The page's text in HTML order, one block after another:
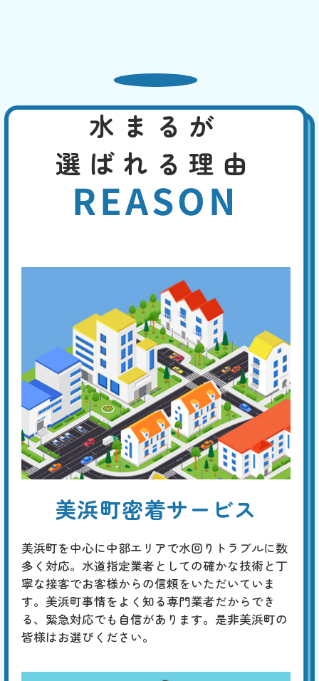
熱湯や市販の薬剤でも改
善しない
3,000 円 W
EB
限
定
割
引
4,400円
合計 4,400
トイレットペーパーは水溶性ですから、時間が経てばつまりを解消する
ことがあります。しかし熱湯や薬剤でトイレットペーパーを溶かして、
ラバーカップでもつまり
が治らない
基本料
3,000円
EB
限
定
割
引
作業費
5,500
部品代
0円〜
合計 5,500 円〜
トイレットペーパーによる排水口付近のつまりなら、ラバーカップで解
消する事ができるでしょう。しかし、つまりの原因がトイレ本体の排水
管の奥であった場合は、より強力なつまり専用機器（真空式・ワイヤー
式パイプクリーナー、ローポンプ、手動・電動トーラー、高圧洗浄機な
ど）を使用します。
トイレの水位がいつもよ
り低い
基本料
EB
限
定
割
引
合計 6,600円〜
通常、つまった場合は水位が上がるので、トイレタンクに水が溜まって
いない場合は、タンク内の調整が必要です。タンク内にある標準水位
は、水面から出たオーバーフロー管に刻印された「WL」の位置です。
水位が低い場合は、水漏れや排水の問題が考えられます。
水まるが
選ばれる理由
REASON
美浜町密着サービス
美浜町を中心に中部エリアで水回りトラブルに数
多く対応。水道指定業者としての確かな技術と丁
寧な接客でお客様からの信頼をいただいていま
す。美浜町事情をよく知る専門業者だからでき
る、緊急対応でも自信があります。是非美浜町の
皆様はお選びください。